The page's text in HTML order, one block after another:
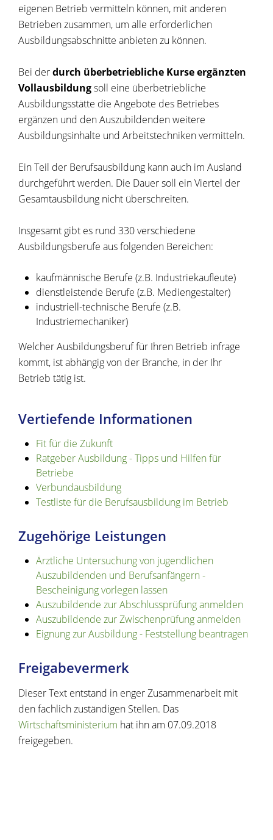
eigenen Betrieb vermitteln können, mit anderen
Betrieben zusammen, um alle erforderlichen
Ausbildungsabschnitte anbieten zu können.
Bei derdurch überbetriebliche Kurseergänzten
Vollausbildungsoll eine überbetriebliche
Ausbildungsstätte die Angebote des Betriebes
ergänzen und den Auszubildenden weitere
Ausbildungsinhalte und Arbeitstechniken vermitteln.
Ein Teil der Berufsausbildung kann auch im Ausland
durchgeführt werden. Die Dauer soll ein Viertel der
Gesamtausbildung nicht überschreiten.
Insgesamt gibt es rund 330 verschiedene
Ausbildungsberufe aus folgenden Bereichen:
kaufmännische Berufe (z.B. Industriekaufleute)
dienstleistende Berufe (z.B. Mediengestalter)
industriell-technische Berufe (z.B.
Industriemechaniker)
Welcher Ausbildungsberuf für Ihren Betrieb infrage
kommt, ist abhängig von der Branche, in der Ihr
Betrieb tätig ist.
Vertiefende Informationen
Fit für die Zukunft
Ratgeber Ausbildung - Tipps und Hilfen für
Betriebe
Verbundausbildung
Testliste für die Berufsausbildung im Betrieb
Zugehörige Leistungen
Ärztliche Untersuchung von jugendlichen
Auszubildenden und Berufsanfängern -
Bescheinigung vorlegen lassen
Auszubildende zur Abschlussprüfung anmelden
Auszubildende zur Zwischenprüfung anmelden
Eignung zur Ausbildung - Feststellung beantragen
Freigabevermerk
Dieser Text entstand in enger Zusammenarbeit mit
den fachlich zuständigen Stellen. Das
Wirtschaftsministerium hat ihn am 07.09.2018
freigegeben.